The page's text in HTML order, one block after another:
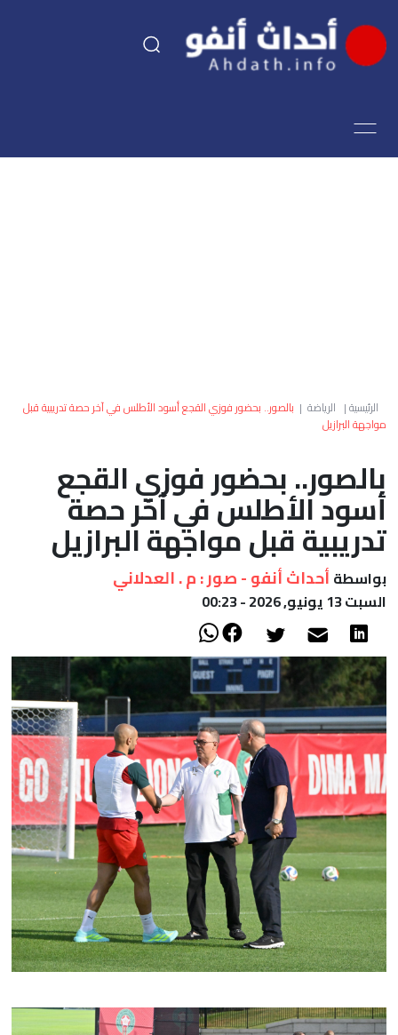
اقتصاد
العالم
الصحراء
الرئيسية| الرياضة | بالصور.. بحضور فوزي القجع أسود الأطلس في آخر حصة تدريبية قبل
مواجهة البرازيل
بالصور.. بحضور فوزي القجع
أسود الأطلس في آخر حصة
تدريبية قبل مواجهة البرازيل
بواسطة أحداث أنفو - صور : م . العدلاني
السبت 13 يونيو, 2026 - 00:23